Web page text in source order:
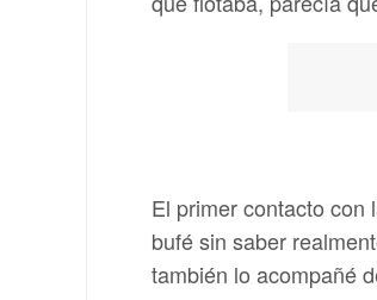
El primer contacto con
bufé sin saber
también lo acompañé